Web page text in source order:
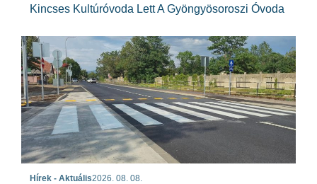
Kincses Kultúróvoda Lett A Gyöngyösoroszi Óvoda
Hírek - Aktuális2026. 08. 08.